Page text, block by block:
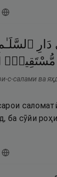
دَارِ
مُّسْتَقِيمٍۢ
с-салами ва
ба сӯйи